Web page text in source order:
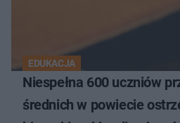
EDUKACJA
Niespełna 600 uczniów
średnich w powiecie